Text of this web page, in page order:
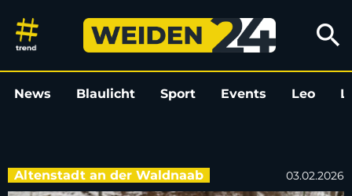
Verletzter Bussard auf der A
search
News Blaulicht Sport Events Leo
Altenstadt an der Waldnaab 03.02.2026